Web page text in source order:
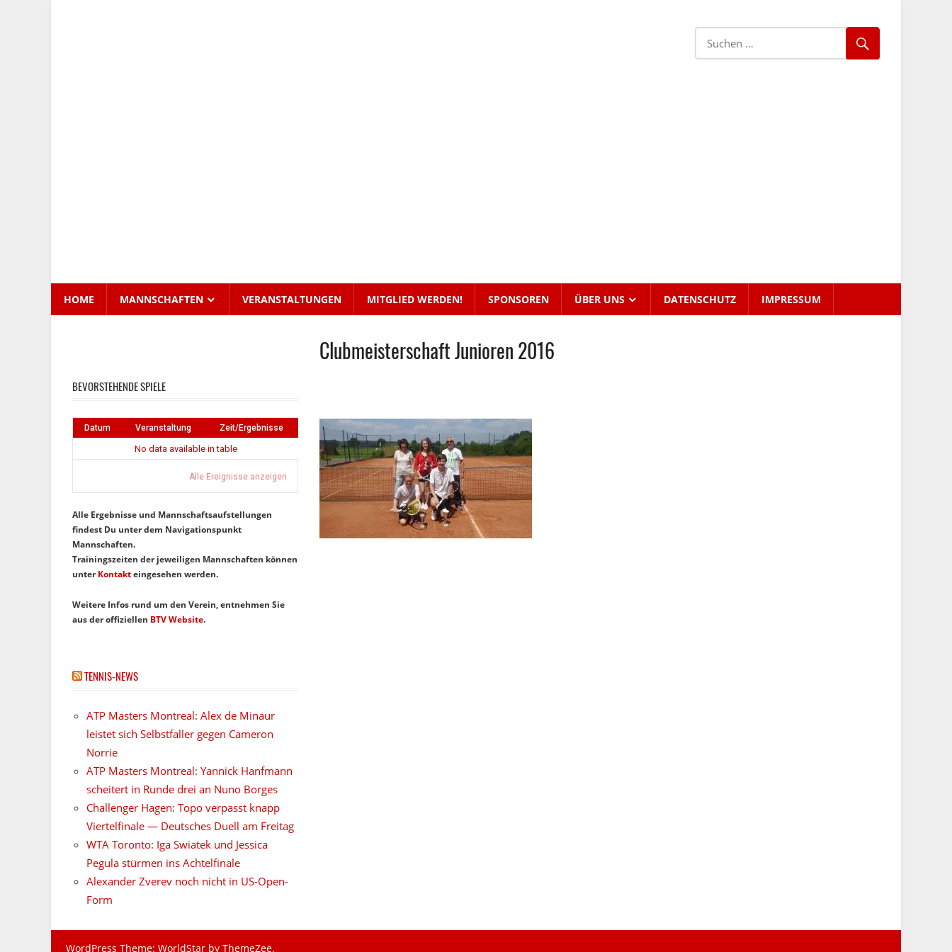
HOME MANNSCHAFTEN VERANSTALTUNGEN MITGLIED WERDEN! SPONSOREN ÜBER UNS DATENSCHUTZ IMPRESSUM
Clubmeisterschaft Junioren 2016
BEVORSTEHENDE SPIELE
Datum Veranstaltung Zeit/Ergebnisse
No data available in table
Alle Ereignisse anzeigen
Alle Ergebnisse und Mannschaftsaufstellungen
findest Du unter dem Navigationspunkt
Mannschaften.
Trainingszeiten der jeweiligen Mannschaften können
unterKontakteingesehen werden.
Weitere Infos rund um den Verein, entnehmen Sie
aus der offiziellen BTV Website.
TENNIS-NEWS
ATP Masters Montreal: Alex de Minaur
leistet sich Selbstfaller gegen Cameron
Norrie
ATP Masters Montreal: Yannick Hanfmann
scheitert in Runde drei an Nuno Borges
Challenger Hagen: Topo verpasst knapp
Viertelfinale — Deutsches Duell am Freitag
WTA Toronto: Iga Swiatek und Jessica
Pegula stürmen ins Achtelfinale
Alexander Zverev noch nicht in US-Open-
Form
WordPress Theme: WorldStar by ThemeZee.